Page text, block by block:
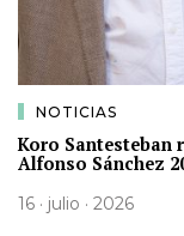
NOTICIAS
Koro Santesteban
Alfonso Sánchez
16 · julio · 2026